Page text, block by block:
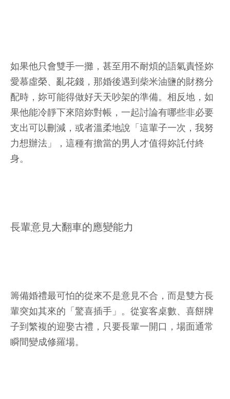
如果他只會雙手一攤，甚至用不耐煩的語氣責怪妳
愛慕虛榮、亂花錢，那婚後遇到柴米油鹽的財務分
配時，妳可能得做好天天吵架的準備。相反地，如
果他能冷靜下來陪妳對帳，一起討論有哪些非必要
支出可以刪減，或者溫柔地說「這輩子一次，我努
力想辦法」，這種有擔當的男人才值得妳託付終
身。
長輩意見大翻車的應變能力
籌備婚禮最可怕的從來不是意見不合，而是雙方長
輩突如其來的「驚喜插手」。從宴客桌數、喜餅牌
子到繁複的迎娶古禮，只要長輩一開口，場面通常
瞬間變成修羅場。